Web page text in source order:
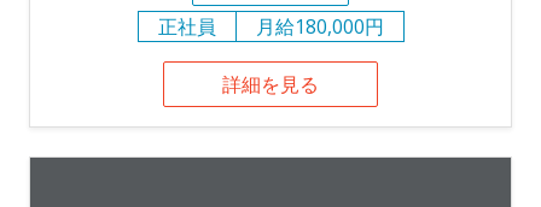
正社員
月給180,000円
詳細を見る